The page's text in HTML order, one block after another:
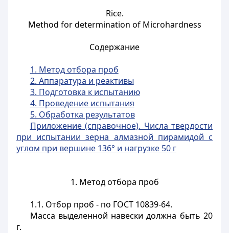
Rice.
Method for determination of Microhardness
Содержание
1. Метод отбора проб
2. Аппаратура и реактивы
3. Подготовка к испытанию
4. Проведение испытания
5. Обработка результатов
Приложение (справочное). Числа твердости
при испытании зерна алмазной пирамидой с
углом при вершине 136° и нагрузке 50 г
1. Метод отбора проб
1.1. Отбор проб - по ГОСТ 10839-64.
Масса выделенной навески должна быть 20
г.